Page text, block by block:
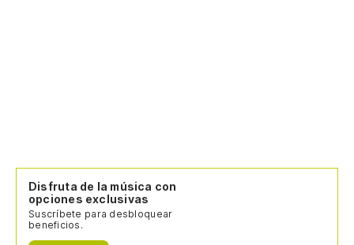
Disfruta de la música con
opciones exclusivas
Suscríbete para desbloquear
beneficios.